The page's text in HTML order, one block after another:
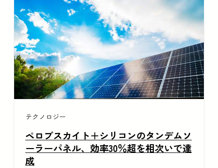
テクノロジー
ペロブスカイト＋シリコンのタンデムソ
ーラーパネル、効率30％超を相次いで達
成